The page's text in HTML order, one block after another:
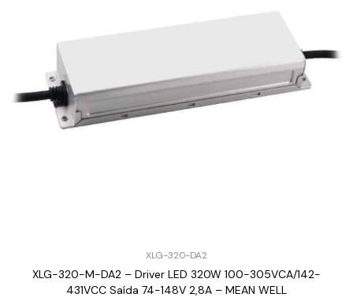
XLG-320-DA2
XLG-320-M-DA2 – Driver LED 320W 100-305VCA/142-
431VCC Saída 74-148V 2,8A – MEAN WELL